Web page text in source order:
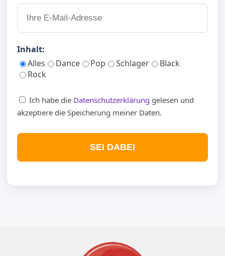
Inhalt:
Alles
Dance Pop Schlager
Black
Rock
Ich habe die Datenschutzerklärung gelesen und
akzeptiere die Speicherung meiner Daten.
SEI DABEI